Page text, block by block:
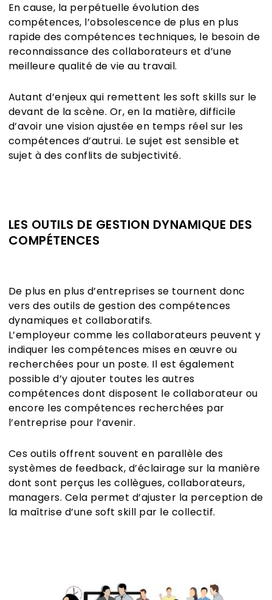
En cause, la perpétuelle évolution des
compétences, l’obsolescence de plus en plus
rapide des compétences techniques, le besoin de
reconnaissance des collaborateurs et d’une
meilleure qualité de vie au travail.
Autant d’enjeux qui remettent les soft skills sur le
devant de la scène. Or, en la matière, difficile
d’avoir une vision ajustée en temps réel sur les
compétences d’autrui. Le sujet est sensible et
sujet à des conflits de subjectivité.
LES OUTILS DE GESTION DYNAMIQUE DES
COMPÉTENCES
De plus en plus d’entreprises se tournent donc
vers des outils de gestion des compétences
dynamiques et collaboratifs.
L’employeur comme les collaborateurs peuvent y
indiquer les compétences mises en œuvre ou
recherchées pour un poste. Il est également
possible d’y ajouter toutes les autres
compétences dont disposent le collaborateur ou
encore les compétences recherchées par
l’entreprise pour l’avenir.
Ces outils offrent souvent en parallèle des
systèmes de feedback, d’éclairage sur la manière
dont sont perçus les collègues, collaborateurs,
managers. Cela permet d’ajuster la perception de
la maîtrise d’une soft skill par le collectif.